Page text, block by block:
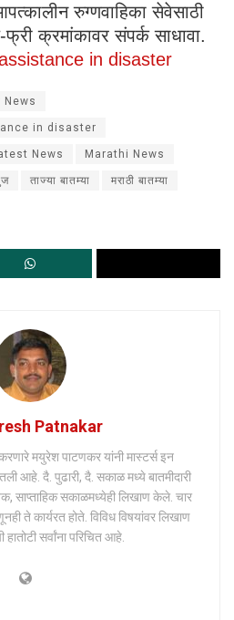
रुग्णवाहिका सेवेसाठी
क्रमांकावर संपर्क साधावा.
in disaster
News
in disaster
News Marathi News
ताज्या बातम्या मराठी बातम्या
Patnakar
मयुरेश पाटणकर यांनी मास्टर्स इन
आहे. दै. पुढारी, दै. सकाळ मध्ये बातमीदारी
साप्ताहिक सकाळमध्येही लिखाण केले. चार
ते कार्यरत होते. विविध विषयांवर लिखाण
हातोटी सर्वांना परिचित आहे.